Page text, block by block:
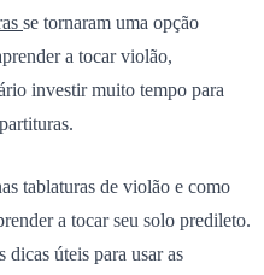
se tornaram uma opção
a tocar violão,
investir muito tempo para
tablaturas de violão e como
a tocar seu solo predileto.
úteis para usar as